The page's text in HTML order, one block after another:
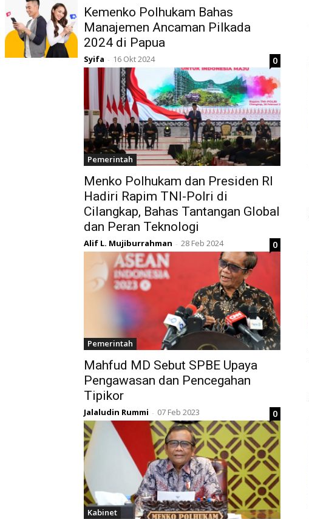
Kemenko Polhukam Bahas
Manajemen Ancaman Pilkada
2024 di Papua
Syifa - 16 Okt 2024 0
Pemerintah
Menko Polhukam dan Presiden RI
Hadiri Rapim TNI-Polri di
Cilangkap, Bahas Tantangan Global
dan Peran Teknologi
Alif L. Mujiburrahman - 28 Feb 2024 0
Pemerintah
Mahfud MD Sebut SPBE Upaya
Pengawasan dan Pencegahan
Tipikor
Jalaludin Rummi - 07 Feb 2023 0
Kabinet